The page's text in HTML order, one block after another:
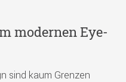
modernen Eye-
sind kaum Grenzen